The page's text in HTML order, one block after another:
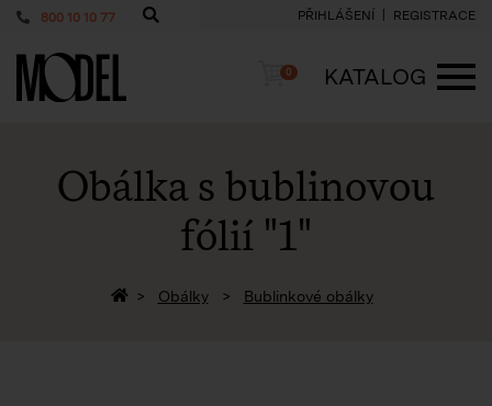
800 10 10 77 PŘIHLÁŠENÍ REGISTRACE
PackShop Košík
0
KATALOG
Obálka s bublinovou
fólií "1"
Zpět na homepage
Obálky Bublinkové obálky